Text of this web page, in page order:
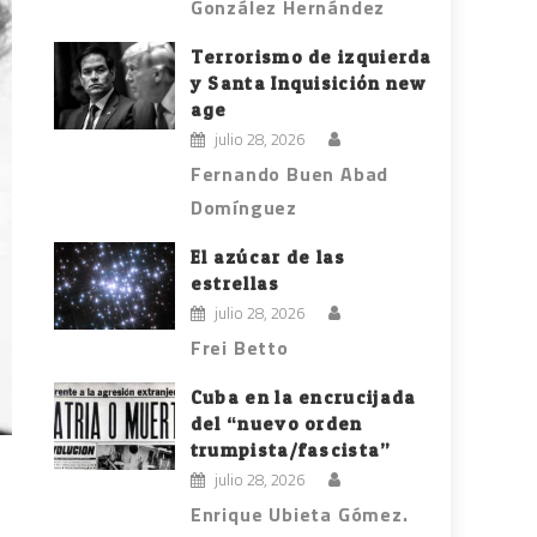
González Hernández
Terrorismo de izquierda
y Santa Inquisición new
age
julio 28, 2026
Fernando Buen Abad
Domínguez
El azúcar de las
estrellas
julio 28, 2026
Frei Betto
Cuba en la encrucijada
del “nuevo orden
trumpista/fascista”
julio 28, 2026
Enrique Ubieta Gómez.